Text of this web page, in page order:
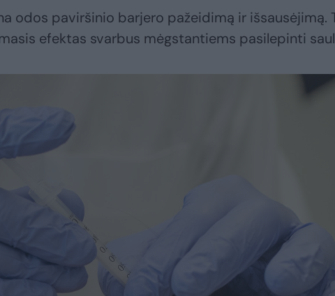
odos paviršinio barjero pažeidimą ir išsausėjimą.
efektas svarbus mėgstantiems pasilepinti